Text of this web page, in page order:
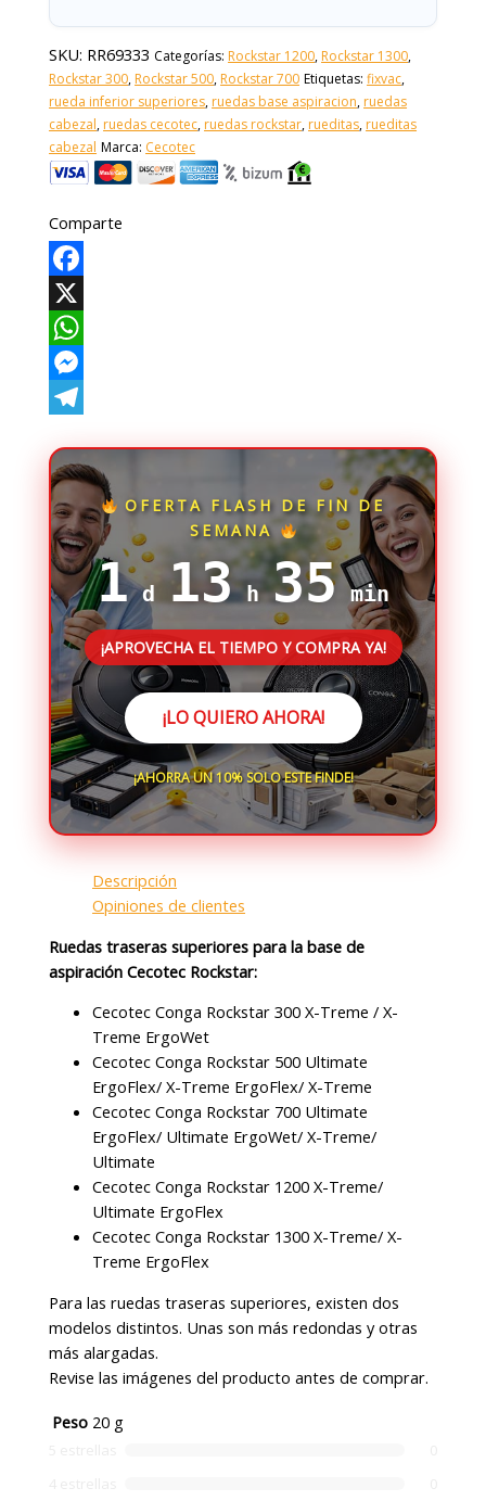
SKU: RR69333 Categorías: Rockstar 1200, Rockstar 1300,
Rockstar 300, Rockstar 500, Rockstar 700 Etiquetas:fixvac,
rueda inferior superiores, ruedas base aspiracion, ruedas
cabezal, ruedas cecotec, ruedas rockstar, rueditas, rueditas
cabezal Marca: Cecotec
Comparte
Facebook
X
WhatsApp
Messenger
OFERTA FLASH DE FIN DE
SEMANA
1d 13h35 min
¡APROVECHA EL TIEMPO Y COMPRA YA!
¡LO QUIERO AHORA!
¡AHORRA UN 10% SOLO ESTE FINDE!
Descripción
Opiniones de clientes
Ruedas traseras superiores para la base de
aspiración Cecotec Rockstar:
Cecotec Conga Rockstar 300 X-Treme / X-
Treme ErgoWet
Cecotec Conga Rockstar 500 Ultimate
ErgoFlex/ X-Treme ErgoFlex/ X-Treme
Cecotec Conga Rockstar 700 Ultimate
ErgoFlex/ Ultimate ErgoWet/ X-Treme/
Ultimate
Cecotec Conga Rockstar 1200 X-Treme/
Ultimate ErgoFlex
Cecotec Conga Rockstar 1300 X-Treme/ X-
Treme ErgoFlex
Para las ruedas traseras superiores, existen dos
modelos distintos. Unas son más redondas y otras
más alargadas.
Revise las imágenes del producto antes de comprar.
Peso 20 g